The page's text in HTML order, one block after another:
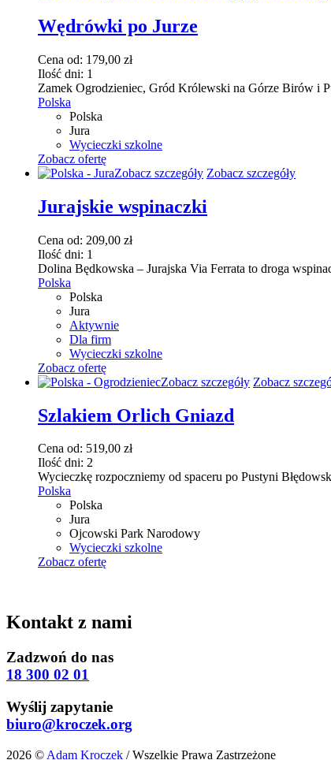
wybrać
Wędrówki po Jurze
Cena od: 179,00 zł
Ilość dni: 1
Zamek Ogrodzieniec, Gród Królewski na Górze Birów i
Polska
Polska
Jura
Wycieczki szkolne
Zobacz ofertę
Zobacz szczegóły Ten
ma
wiele
wybrać
Zobacz szczegóły
Jurajskie wspinaczki
Cena od: 209,00 zł
Ilość dni: 1
Dolina Będkowska – Jurajska Via Ferrata to droga
Polska
Polska
Jura
Aktywnie
Dla firm
Wycieczki szkolne
Zobacz ofertę
Zobacz szczegóły Ten
wybrać
Zobacz
Szlakiem Orlich Gniazd
Cena od: 519,00 zł
Ilość dni: 2
Wycieczkę rozpoczniemy od spaceru po Pustyni
Polska
Polska
Jura
Ojcowski Park Narodowy
Wycieczki szkolne
Zobacz ofertę
Kontakt z nami
Zadzwoń do nas
18 300 02 01
Wyślij zapytanie
biuro@kroczek.org
2026 © Adam Kroczek / Wszelkie Prawa Zastrzeżone